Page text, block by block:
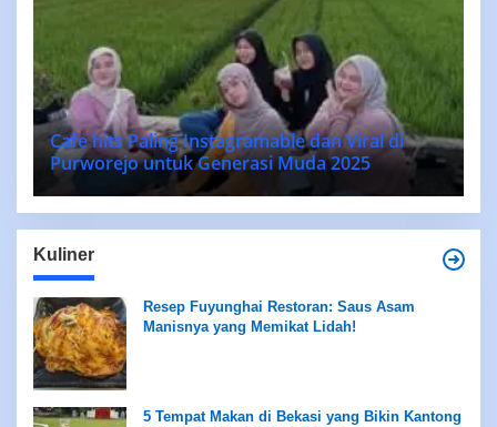
Cafe hits Paling Instagramable dan Viral di
Purworejo untuk Generasi Muda 2025
Kuliner
Resep Fuyunghai Restoran: Saus Asam
Manisnya yang Memikat Lidah!
5 Tempat Makan di Bekasi yang Bikin Kantong